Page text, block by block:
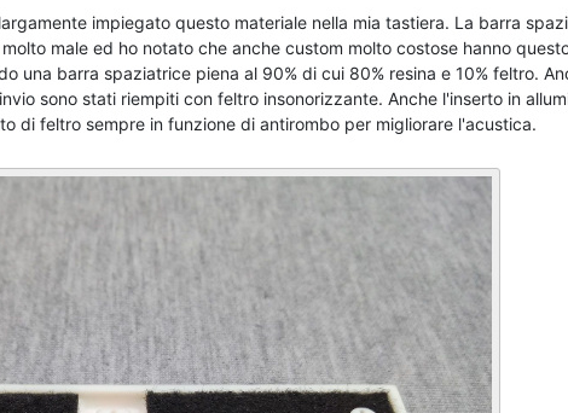
impiegato questo materiale nella mia tastiera. La barra
male ed ho notato che anche custom molto costose hanno
una barra spaziatrice piena al 90% di cui 80% resina e 10% feltro.
sono stati riempiti con feltro insonorizzante. Anche l'inserto in
di feltro sempre in funzione di antirombo per migliorare l'acustica.